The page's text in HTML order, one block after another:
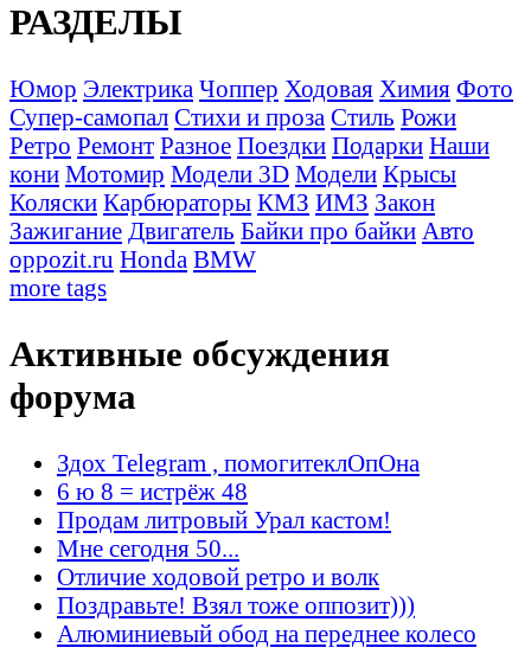
РАЗДЕЛЫ
Юмор Электрика Чоппер Ходовая Химия Фото
Супер-самопал Стихи и проза Стиль Рожи
Ретро Ремонт Разное Поездки Подарки Наши
кони Мотомир Модели 3D Модели Крысы
Коляски Карбюраторы КМЗ ИМЗ Закон
Зажигание Двигатель Байки про байки Авто
oppozit.ru Honda BMW
more tags
Активные обсуждения
форума
Здох Telegram , помогитеклОпОна
6 ю 8 = истрёж 48
Продам литровый Урал кастом!
Мне сегодня 50...
Отличие ходовой ретро и волк
Поздравьте! Взял тоже оппозит)))
Алюминиевый обод на переднее колесо